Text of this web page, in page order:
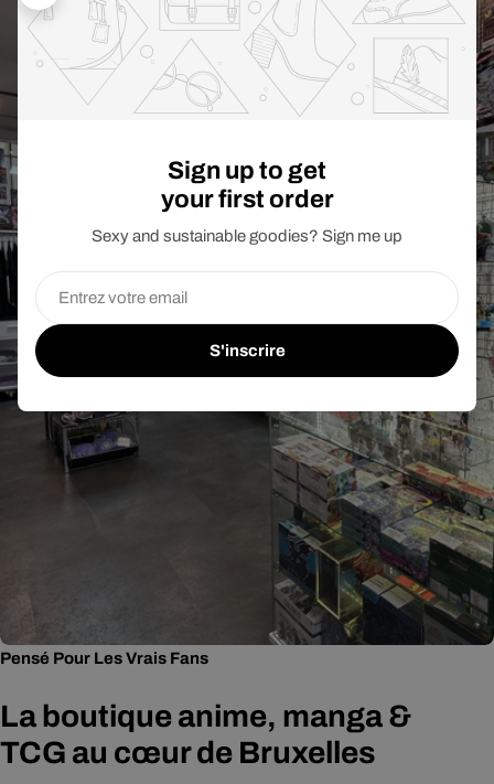
Pensé Pour Les Vrais Fans
La boutique anime, manga &
TCG au cœur de Bruxelles
Sign up to get
your first order
Sexy and sustainable goodies? Sign me up
E-
mail
S'inscrire